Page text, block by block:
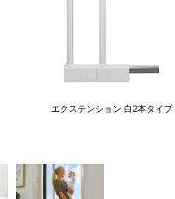
エクステンション 白2本タイプ